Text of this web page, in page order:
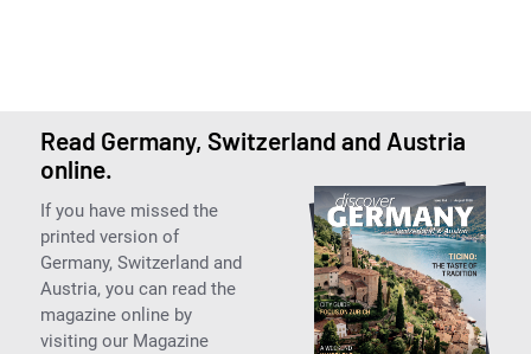
Read Germany, Switzerland and Austria
online.
If you have missed the
printed version of
Germany, Switzerland and
Austria, you can read the
magazine online by
visiting our Magazine